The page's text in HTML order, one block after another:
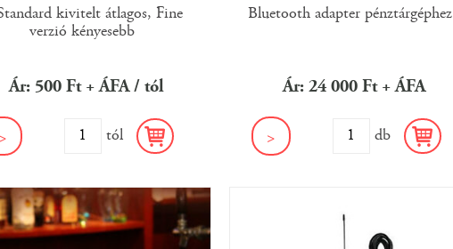
kivitelt átlagos, Fine
verzió kényesebb
Ár: 500 Ft + ÁFA / tól
tól
Bluetooth adapter pénztárgéphez
Ár: 24 000 Ft + ÁFA
> db